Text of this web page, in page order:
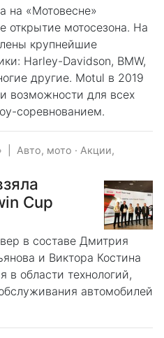
на «Мотовесне»
открытие мотосезона. На
крупнейшие
Harley-Davidson, BMW,
другие. Motul в 2019
возможности для всех
соревнованием.
Авто, мото · Акции,
Cup
в составе Дмитрия
и Виктора Костина
в области технологий,
автомобилей